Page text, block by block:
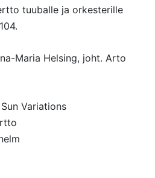
tuuballe ja orkesterille
Maria Helsing, joht. Arto
Variations